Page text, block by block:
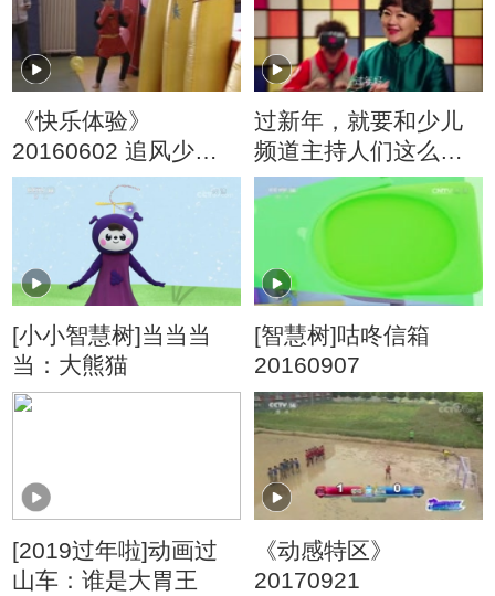
《快乐体验》
20160602 追风少年
奥运梦之博弈的力量
过新年，就要和少儿
频道主持人们这么
High
[小小智慧树]当当当
当：大熊猫
[智慧树]咕咚信箱
20160907
[2019过年啦]动画过
山车：谁是大胃王
《动感特区》
20170921